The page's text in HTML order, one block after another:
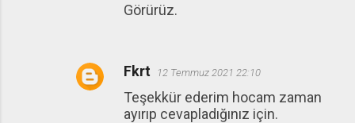
Görürüz.
Fkrt 12 Temmuz 2021 22:10
Teşekkür ederim hocam zaman
ayırıp cevapladığınız için.